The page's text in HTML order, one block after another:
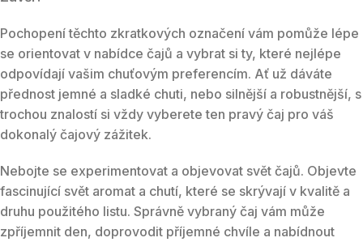
Pochopení těchto zkratkových označení vám pomůže lépe
se orientovat v nabídce čajů a vybrat si ty, které nejlépe
odpovídají vašim chuťovým preferencím. Ať už dáváte
přednost jemné a sladké chuti, nebo silnější a robustnější, s
trochou znalostí si vždy vyberete ten pravý čaj pro váš
dokonalý čajový zážitek.
Nebojte se experimentovat a objevovat svět čajů. Objevte
fascinující svět aromat a chutí, které se skrývají v kvalitě a
druhu použitého listu. Správně vybraný čaj vám může
zpříjemnit den, doprovodit příjemné chvíle a nabídnout